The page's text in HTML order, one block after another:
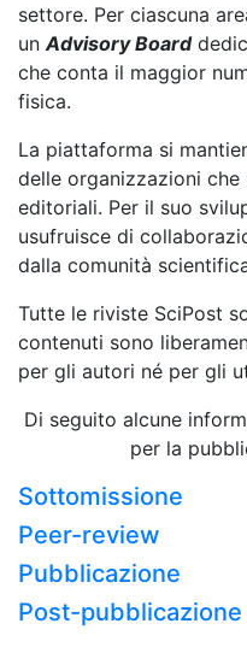
settore. Per ciascuna
unAdvisory Board
che conta il maggior
fisica.
La piattaforma si
delle organizzazioni
editoriali. Per il suo
usufruisce di
dalla comunità
Tutte le riviste SciPost
contenuti sono
per gli autori né per gli
Di seguito alcune
per la
Sottomissione
Peer-review
Pubblicazione
Post-pubblicazione